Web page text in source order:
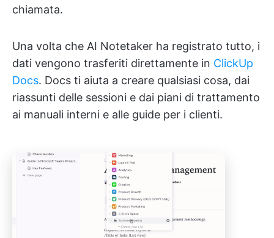
chiamata.
Una volta che AI Notetaker ha registrato tutto, i
dati vengono trasferiti direttamente in ClickUp
Docs. Docs ti aiuta a creare qualsiasi cosa, dai
riassunti delle sessioni e dai piani di trattamento
ai manuali interni e alle guide per i clienti.